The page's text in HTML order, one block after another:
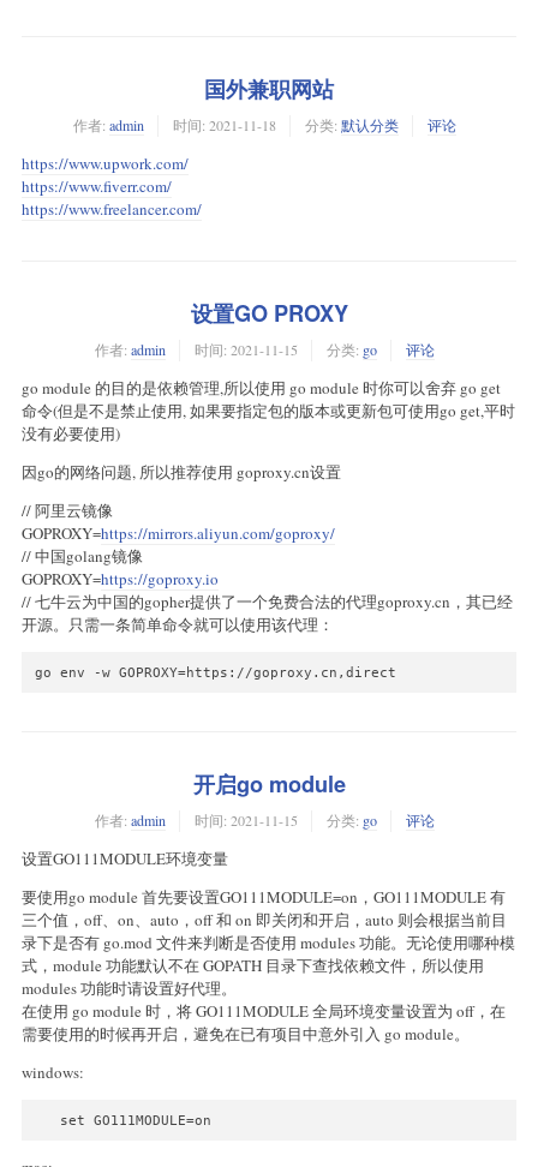
国外兼职网站
作者: admin 时间: 2021-11-18 分类: 默认分类 评论
https://www.upwork.com/
https://www.fiverr.com/
https://www.freelancer.com/
设置GO PROXY
作者: admin 时间: 2021-11-15 分类: go 评论
go module 的目的是依赖管理,所以使用 go module 时你可以舍弃 go get
命令(但是不是禁止使用, 如果要指定包的版本或更新包可使用go get,平时
没有必要使用)
因go的网络问题, 所以推荐使用 goproxy.cn设置
// 阿里云镜像
GOPROXY=https://mirrors.aliyun.com/goproxy/
// 中国golang镜像
GOPROXY=https://goproxy.io
// 七牛云为中国的gopher提供了一个免费合法的代理goproxy.cn，其已经
开源。只需一条简单命令就可以使用该代理：
go env -w GOPROXY=https://goproxy.cn,direct
开启go module
作者: admin 时间: 2021-11-15 分类: go 评论
设置GO111MODULE环境变量
要使用go module 首先要设置GO111MODULE=on，GO111MODULE 有
三个值，off、on、auto，off 和 on 即关闭和开启，auto 则会根据当前目
录下是否有 go.mod 文件来判断是否使用 modules 功能。无论使用哪种模
式，module 功能默认不在 GOPATH 目录下查找依赖文件，所以使用
modules 功能时请设置好代理。
在使用 go module 时，将 GO111MODULE 全局环境变量设置为 off，在
需要使用的时候再开启，避免在已有项目中意外引入 go module。
windows: